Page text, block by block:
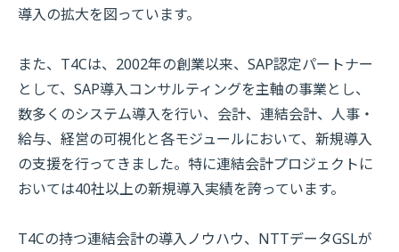
導入の拡大を図っています。
また、 T4Cは、 2002年の創業以来、 SAP認定パートナー
として、 SAP導入コンサルティングを主軸の事業とし、
数多くのシステム導入を行い、会計、連結会計、人事・
給与、経営の可視化と各モジュールにおいて、新規導入
の支援を行ってきました。特に連結会計プロジェクトに
おいては40社以上の新規導入実績を誇っています。
T4Cの持つ連結会計の導入ノウハウ、 NTTデータGSLが